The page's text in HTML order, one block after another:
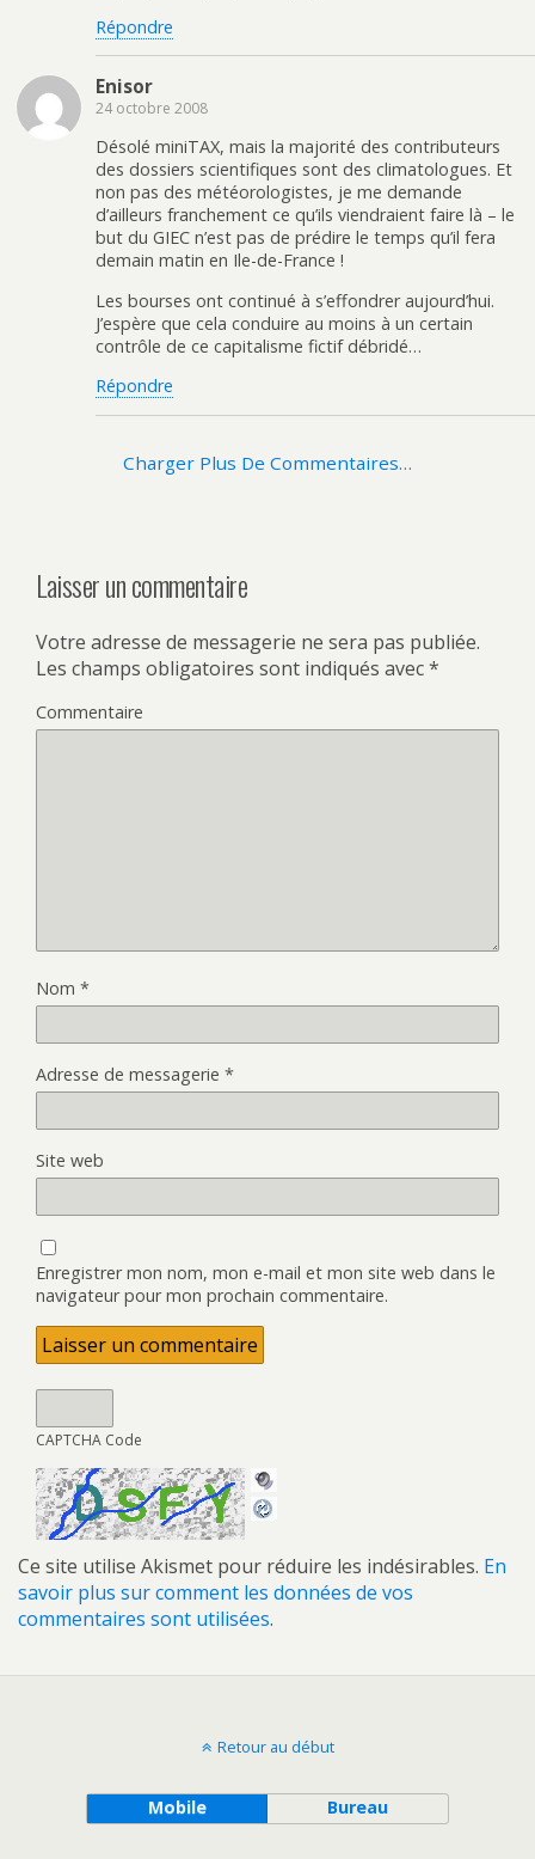
Répondre
Enisor
24 octobre 2008
Désolé miniTAX, mais la majorité des contributeurs
des dossiers scientifiques sont des climatologues. Et
non pas des météorologistes, je me demande
d’ailleurs franchement ce qu’ils viendraient faire là – le
but du GIEC n’est pas de prédire le temps qu’il fera
demain matin en Ile-de-France !
Les bourses ont continué à s’effondrer aujourd’hui.
J’espère que cela conduire au moins à un certain
contrôle de ce capitalisme fictif débridé…
Répondre
Charger Plus De Commentaires…
Laisser un commentaire
Votre adresse de messagerie ne sera pas publiée.
Les champs obligatoires sont indiqués avec*
Commentaire
Nom *
Adresse de messagerie *
Site web
Enregistrer mon nom, mon e-mail et mon site web dans le
navigateur pour mon prochain commentaire.
CAPTCHA Code
Ce site utilise Akismet pour réduire les indésirables. En
savoir plus sur comment les données de vos
commentaires sont utilisées.
Retour au début
Mobile Bureau